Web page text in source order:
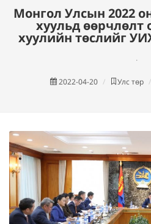
Монгол Улсын 2022
хуульд өөрчлөлт
хуулийн төслийг
.
2022-04-20 Улс төр